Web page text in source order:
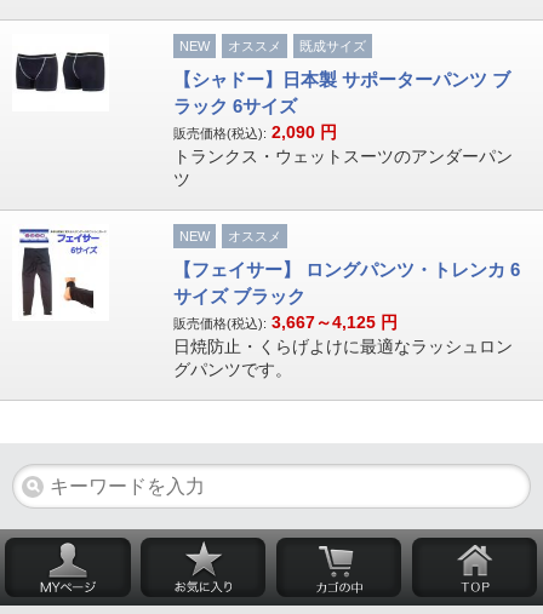
NEW オススメ 既成サイズ
【シャドー】日本製 サポーターパンツ ブ
ラック 6サイズ
販売価格(税込): 2,090 円
トランクス・ウェットスーツのアンダーパン
ツ
NEW オススメ
【フェイサー】 ロングパンツ・トレンカ 6
サイズ ブラック
販売価格(税込): 3,667～4,125 円
日焼防止・くらげよけに最適なラッシュロン
グパンツです。